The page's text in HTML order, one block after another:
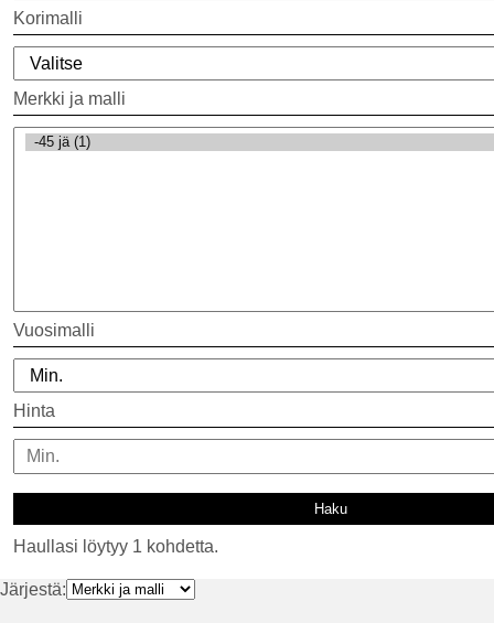
Korimalli
Merkki ja malli
Vuosimalli
Hinta
Haullasi löytyy 1 kohdetta.
Järjestä: